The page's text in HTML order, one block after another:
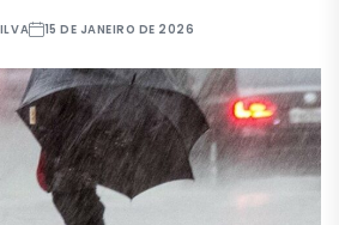
15 DE JANEIRO DE 2026